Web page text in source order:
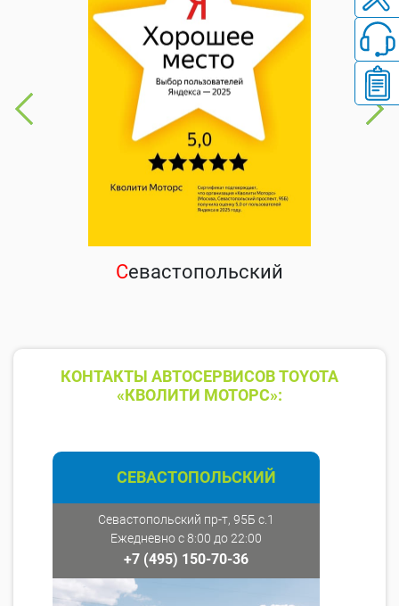
Севастопольский
КОНТАКТЫ АВТОСЕРВИСОВ TOYOTA
«КВОЛИТИ МОТОРС»:
СЕВАСТОПОЛЬСКИЙ
Севастопольский пр-т, 95Б с.1
Ежедневно с 8:00 до 22:00
+7 (495) 150-70-36